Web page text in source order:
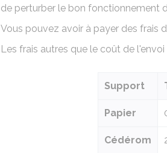
de perturber le bon fonctionnement
Vous pouvez avoir à payer des frais
Les frais autres que le coût de
Support
Papier
Cédérom